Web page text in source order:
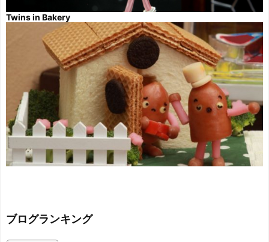
Twins in Bakery
ブログランキング